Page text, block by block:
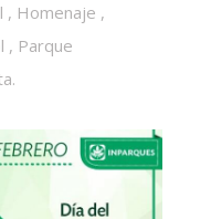
, Homenaje ,
, Parque